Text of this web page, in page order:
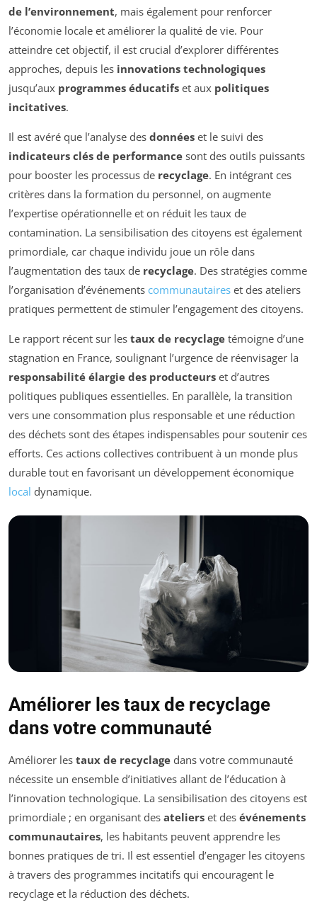
de l’environnement, mais également pour renforcer
l’économie locale et améliorer la qualité de vie. Pour
atteindre cet objectif, il est crucial d’explorer différentes
approches, depuis les innovations technologiques
jusqu’aux programmes éducatifs et aux politiques
incitatives.
Il est avéré que l’analyse des données et le suivi des
indicateurs clés de performance sont des outils puissants
pour booster les processus de recyclage. En intégrant ces
critères dans la formation du personnel, on augmente
l’expertise opérationnelle et on réduit les taux de
contamination. La sensibilisation des citoyens est également
primordiale, car chaque individu joue un rôle dans
l’augmentation des taux de recyclage. Des stratégies comme
l’organisation d’événements communautaires et des ateliers
pratiques permettent de stimuler l’engagement des citoyens.
Le rapport récent sur les taux de recyclage témoigne d’une
stagnation en France, soulignant l’urgence de réenvisager la
responsabilité élargie des producteurs et d’autres
politiques publiques essentielles. En parallèle, la transition
vers une consommation plus responsable et une réduction
des déchets sont des étapes indispensables pour soutenir ces
efforts. Ces actions collectives contribuent à un monde plus
durable tout en favorisant un développement économique
local dynamique.
Améliorer les taux de recyclage
dans votre communauté
Améliorer les taux de recyclage dans votre communauté
nécessite un ensemble d’initiatives allant de l’éducation à
l’innovation technologique. La sensibilisation des citoyens est
primordiale ; en organisant des ateliers et des événements
communautaires, les habitants peuvent apprendre les
bonnes pratiques de tri. Il est essentiel d’engager les citoyens
à travers des programmes incitatifs qui encouragent le
recyclage et la réduction des déchets.